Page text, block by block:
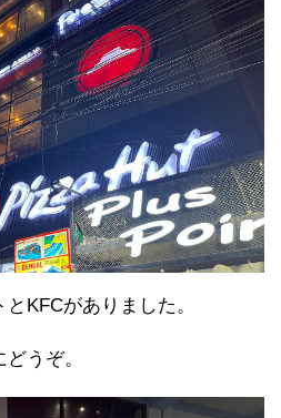
KFCがありました。
うぞ。